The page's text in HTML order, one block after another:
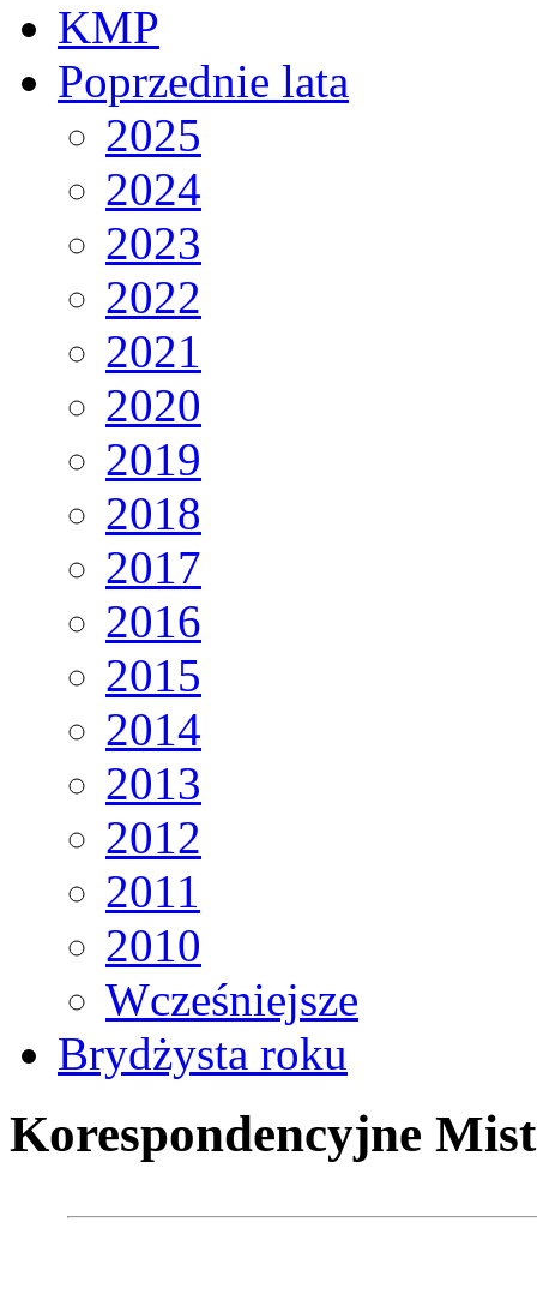
KMP
Poprzednie lata
2025
2024
2023
2022
2021
2020
2019
2018
2017
2016
2015
2014
2013
2012
2011
2010
Wcześniejsze
Brydżysta roku
Korespondencyjne